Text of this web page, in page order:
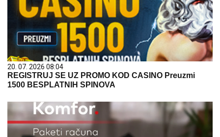
20. 07. 2026 08:04
REGISTRUJ SE UZ PROMO KOD CASINO Preuzmi
1500 BESPLATNIH SPINOVA